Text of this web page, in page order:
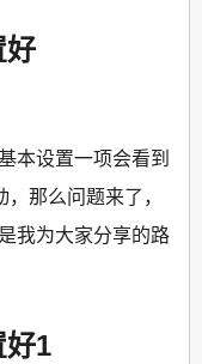
好
本设置一项会看到
那么问题来了，
我为大家分享的路
1